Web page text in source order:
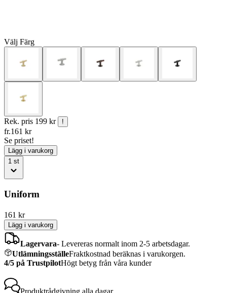
Välj Färg
Rek. pris 199 kr !
fr.161 kr
Se priset!
Lägg i varukorg
1 st
Uniform
161 kr
Lägg i varukorg
Lagervara- Levereras normalt inom 2-5 arbetsdagar.
UtlämningsställeFraktkostnad beräknas i varukorgen.
4/5 på TrustpilotHögt betyg från våra kunder
Produktrådgivning alla dagar